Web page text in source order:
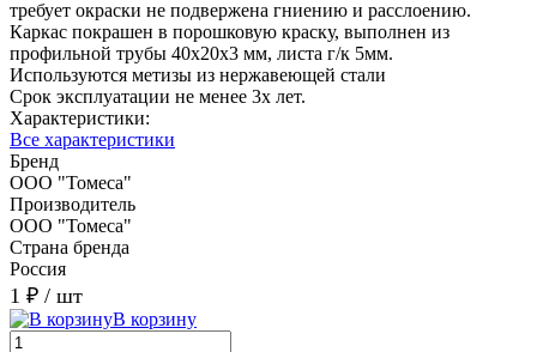
требует окраски не подвержена гниению и расслоению.
Каркас покрашен в порошковую краску, выполнен из
профильной трубы 40х20х3 мм, листа г/к 5мм.
Используются метизы из нержавеющей стали
Срок эксплуатации не менее 3х лет.
Характеристики:
Все характеристики
Бренд
ООО "Томеса"
Производитель
ООО "Томеса"
Страна бренда
Россия
1 ₽ / шт
В корзину